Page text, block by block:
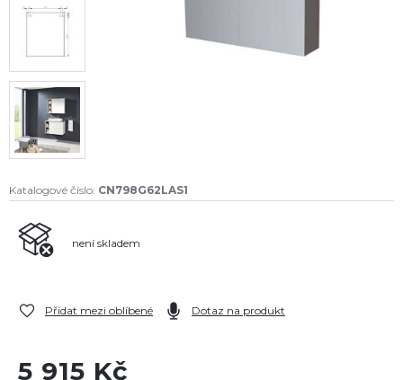
Katalogové číslo: CN798G62LAS1
není skladem
Přidat mezi oblíbené Dotaz na produkt
5 915 Kč